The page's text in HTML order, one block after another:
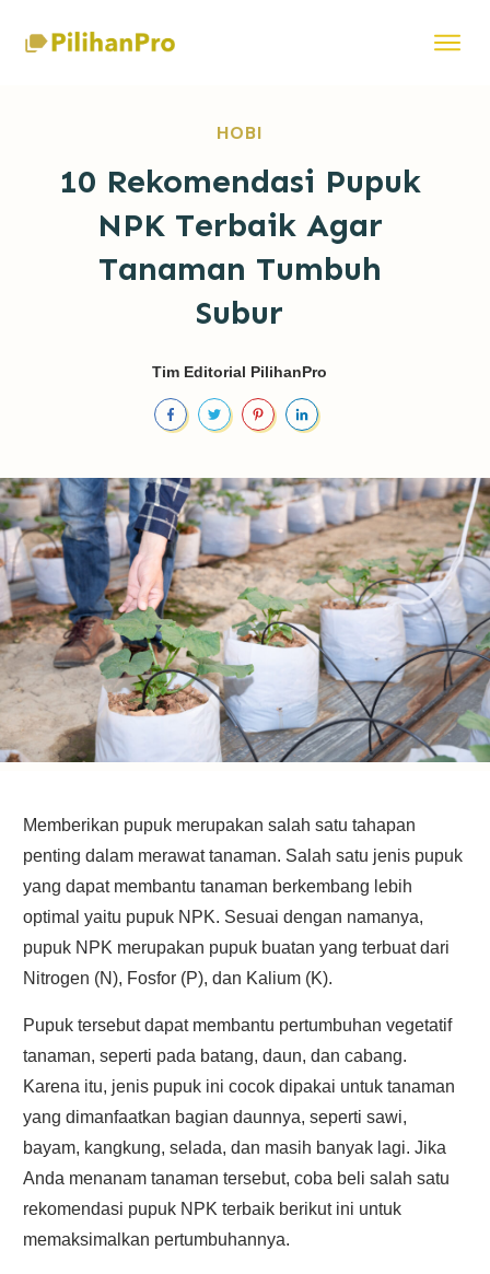
HOBI
10 Rekomendasi Pupuk
NPK Terbaik Agar
Tanaman Tumbuh
Subur
Tim Editorial PilihanPro
Memberikan pupuk merupakan salah satu tahapan
penting dalam merawat tanaman. Salah satu jenis pupuk
yang dapat membantu tanaman berkembang lebih
optimal yaitu pupuk NPK. Sesuai dengan namanya,
pupuk NPK merupakan pupuk buatan yang terbuat dari
Nitrogen (N), Fosfor (P), dan Kalium (K).
Pupuk tersebut dapat membantu pertumbuhan vegetatif
tanaman, seperti pada batang, daun, dan cabang.
Karena itu, jenis pupuk ini cocok dipakai untuk tanaman
yang dimanfaatkan bagian daunnya, seperti sawi,
bayam, kangkung, selada, dan masih banyak lagi. Jika
Anda menanam tanaman tersebut, coba beli salah satu
rekomendasi pupuk NPK terbaik berikut ini untuk
memaksimalkan pertumbuhannya.